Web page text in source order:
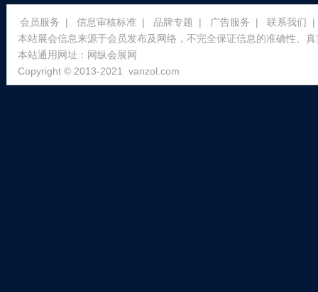
会员服务 | 信息审核标准 | 品牌专题 | 广告服务 | 联系我们
|
本站展会信息来源于会员发布及网络，不完全保证信息的准确性、
本站通用网址： 网纵会展网
Copyright © 2013-2021 vanzol.com